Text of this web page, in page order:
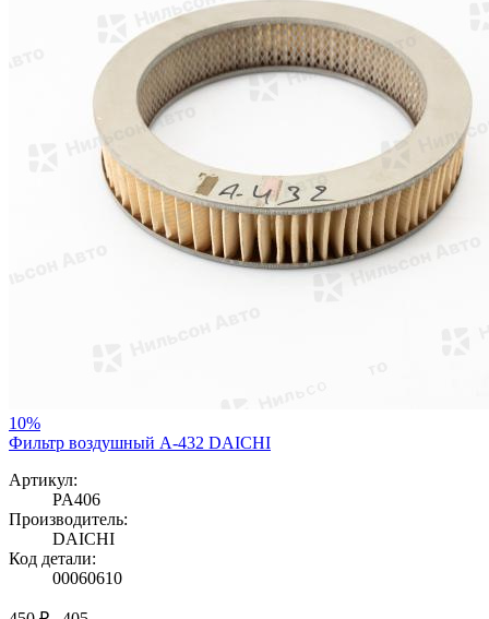
10%
Фильтр воздушный A-432 DAICHI
Артикул:
PA406
Производитель:
DAICHI
Код детали:
00060610